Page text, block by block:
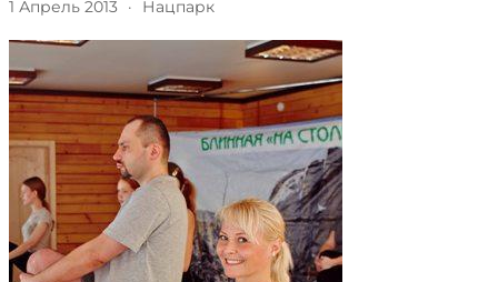
1 Апрель 2013 · Нацпарк